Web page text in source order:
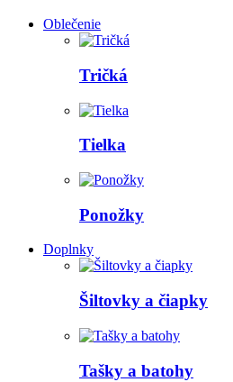
Oblečenie
Tričká
Tielka
Ponožky
Doplnky
Šiltovky a čiapky
Tašky a batohy